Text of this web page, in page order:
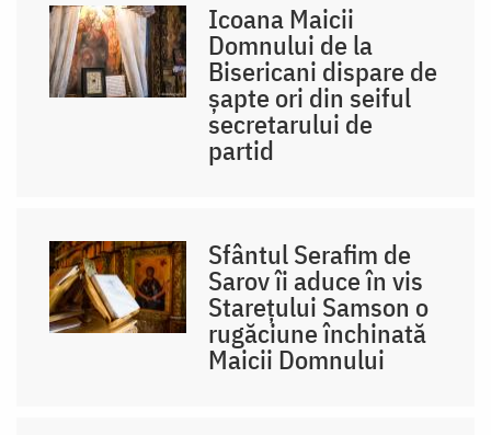
Icoana Maicii
Domnului de la
Bisericani dispare de
șapte ori din seiful
secretarului de
partid
Sfântul Serafim de
Sarov îi aduce în vis
Starețului Samson o
rugăciune închinată
Maicii Domnului